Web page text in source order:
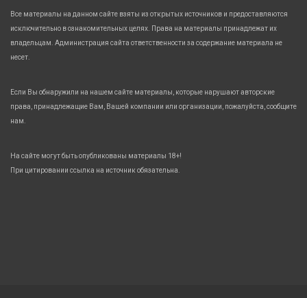
Все материалы на данном сайте взяты из открытых источников и предоставляются
исключительно в ознакомительных целях. Права на материалы принадлежат их
владельцам. Администрация сайта ответственности за содержание материала не
несет.
Если Вы обнаружили на нашем сайте материалы, которые нарушают авторские
права, принадлежащие Вам, Вашей компании или организации, пожалуйста, сообщите
нам.
На сайте могут быть опубликованы материалы 18+!
При цитировании ссылка на источник обязательна.